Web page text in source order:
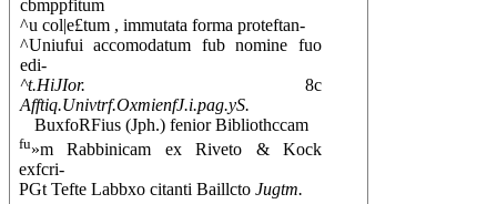
cbmppfitum
^u col|e£tum , immutata forma proteftan-
^Uniufui accomodatum fub nomine fuo
edi-
^t.HiJIor. 8c
Afftiq.Univtrf.OxmienfJ.i.pag.yS.
BuxfoRFius (Jph.) fenior Bibliothccam
fu»m Rabbinicam ex Riveto & Kock
exfcri-
PGt Tefte Labbxo citanti Baillcto Jugtm.